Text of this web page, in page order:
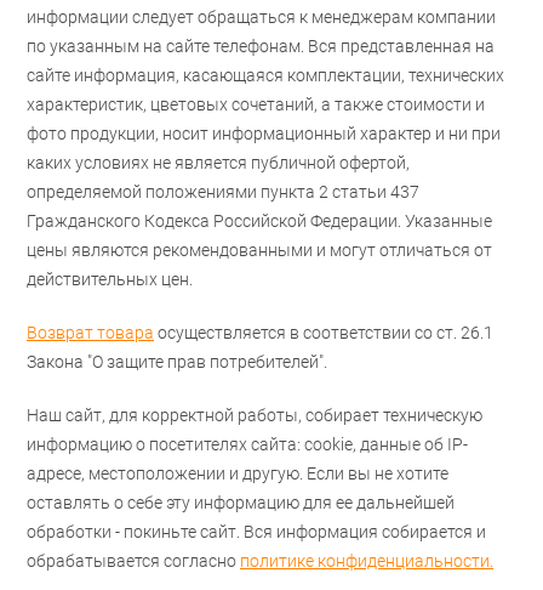
информации следует обращаться к менеджерам компании
по указанным на сайте телефонам. Вся представленная на
сайте информация, касающаяся комплектации, технических
характеристик, цветовых сочетаний, а также стоимости и
фото продукции, носит информационный характер и ни при
каких условиях не является публичной офертой,
определяемой положениями пункта 2 статьи 437
Гражданского Кодекса Российской Федерации. Указанные
цены являются рекомендованными и могут отличаться от
действительных цен.
Возврат товара осуществляется в соответствии со ст. 26.1
Закона "О защите прав потребителей".
Наш сайт, для корректной работы, собирает техническую
информацию о посетителях сайта: cookie, данные об IP-
адресе, местоположении и другую. Если вы не хотите
оставлять о себе эту информацию для ее дальнейшей
обработки - покиньте сайт. Вся информация собирается и
обрабатывается согласно политике конфиденциальности.